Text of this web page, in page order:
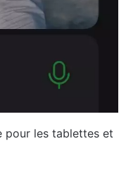
pour les tablettes et